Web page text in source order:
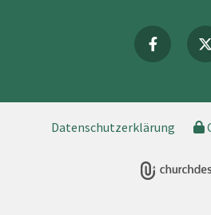
Datenschutzerklärung